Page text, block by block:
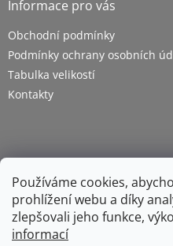
Používáme cookies,
prohlížení webu a díky
zlepšovali jeho funkce,
informací
Informace pro vás
Obchodní podmínky
Podmínky ochrany osobních
Tabulka velikostí
Kontakty